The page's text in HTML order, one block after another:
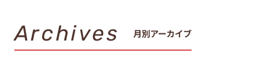
Archives 月別アーカイブ